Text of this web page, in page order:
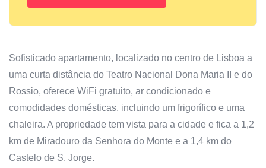
Sofisticado apartamento, localizado no centro de Lisboa a
uma curta distância do Teatro Nacional Dona Maria II e do
Rossio, oferece WiFi gratuito, ar condicionado e
comodidades domésticas, incluindo um frigorífico e uma
chaleira. A propriedade tem vista para a cidade e fica a 1,2
km de Miradouro da Senhora do Monte e a 1,4 km do
Castelo de S. Jorge.